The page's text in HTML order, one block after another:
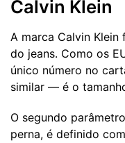
Calvin Klein
A marca Calvin
do jeans. Como os
único número no
similar — é o
O segundo
perna, é definido